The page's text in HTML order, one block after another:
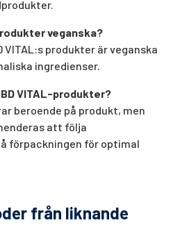
veganska?
VITAL:s produkter är veganska
ingredienser.
VITAL-produkter?
beroende på produkt, men
att följa
förpackningen för optimal
från liknande